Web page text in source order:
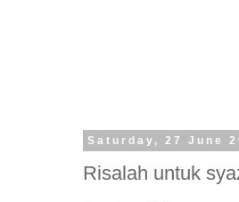
Saturday, 27 June
Risalah untuk